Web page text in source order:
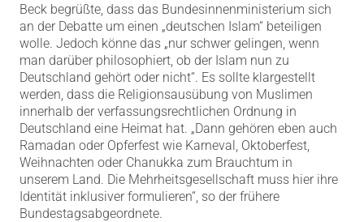
Beck begrüßte, dass das Bundesinnenministerium sich
an der Debatte um einen „deutschen Islam“ beteiligen
wolle. Jedoch könne das „nur schwer gelingen, wenn
man darüber philosophiert, ob der Islam nun zu
Deutschland gehört oder nicht“. Es sollte klargestellt
werden, dass die Religionsausübung von Muslimen
innerhalb der verfassungsrechtlichen Ordnung in
Deutschland eine Heimat hat. „Dann gehören eben auch
Ramadan oder Opferfest wie Karneval, Oktoberfest,
Weihnachten oder Chanukka zum Brauchtum in
unserem Land. Die Mehrheitsgesellschaft muss hier ihre
Identität inklusiver formulieren“, so der frühere
Bundestagsabgeordnete.